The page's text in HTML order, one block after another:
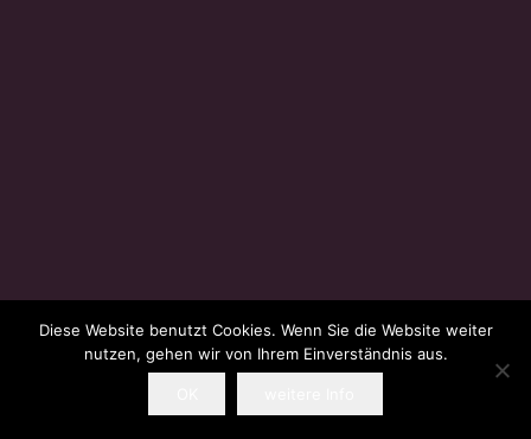
Diese Website benutzt Cookies. Wenn Sie die Website weiter
nutzen, gehen wir von Ihrem Einverständnis aus.